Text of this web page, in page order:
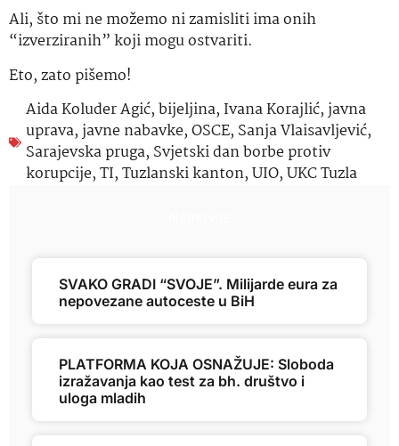
Ali, što mi ne možemo ni zamisliti ima onih
“izverziranih” koji mogu ostvariti.
Eto, zato pišemo!
Aida Koluder Agić,bijeljina, Ivana Korajlić, javna
uprava, javne nabavke,OSCE, Sanja Vlaisavljević,
Sarajevska pruga, Svjetski dan borbe protiv
korupcije,TI,Tuzlanski kanton,UIO,UKC Tuzla
SVAKO GRADI “SVOJE”. Milijarde eura za
nepovezane autoceste u BiH
PLATFORMA KOJA OSNAŽUJE: Sloboda
izražavanja kao test za bh. društvo i
uloga mladih